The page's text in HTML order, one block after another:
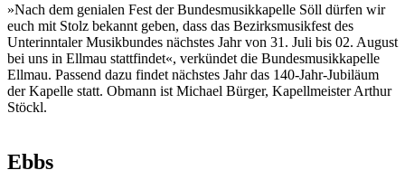
»Nach dem genialen Fest der Bundesmusikkapelle Söll dürfen wir
euch mit Stolz bekannt geben, dass das Bezirksmusikfest des
Unterinntaler Musikbundes nächstes Jahr von 31. Juli bis 02. August
bei uns in Ellmau stattfindet«, verkündet die Bundesmusikkapelle
Ellmau. Passend dazu findet nächstes Jahr das 140-Jahr-Jubiläum
der Kapelle statt. Obmann ist Michael Bürger, Kapellmeister Arthur
Stöckl.
Ebbs